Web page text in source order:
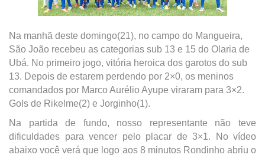
Na manhã deste domingo(21), no campo do Mangueira,
São João recebeu as categorias sub 13 e 15 do Olaria de
Ubá. No primeiro jogo, vitória heroica dos garotos do sub
13. Depois de estarem perdendo por 2×0, os meninos
comandados por Marco Aurélio Ayupe viraram para 3×2.
Gols de Rikelme(2) e Jorginho(1).
Na partida de fundo, nosso representante não teve
dificuldades para vencer pelo placar de 3×1. No vídeo
abaixo você verá que logo aos 8 minutos Rondinho abriu o